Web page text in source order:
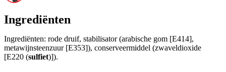
Ingrediënten
Ingrediënten: rode druif, stabilisator (arabische gom [E414],
metawijnsteenzuur [E353]), conserveermiddel (zwaveldioxide
[E220 (sulfiet)]).